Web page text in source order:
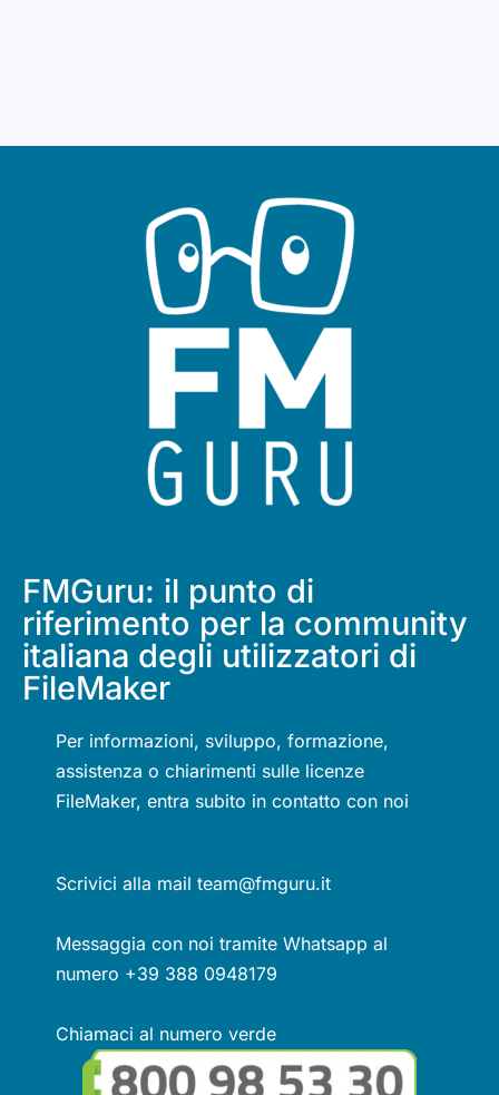
FMGuru: il punto di
riferimento per la community
italiana degli utilizzatori di
FileMaker
Per informazioni, sviluppo, formazione,
assistenza o chiarimenti sulle licenze
FileMaker, entra subito in contatto con noi
Scrivici alla mail team@fmguru.it
Messaggia con noi tramite Whatsapp al
numero +39 388 0948179
Chiamaci al numero verde